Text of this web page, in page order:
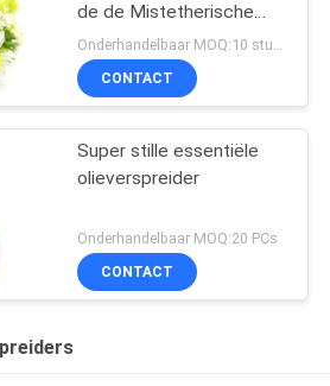
de de Mistetherische
olie van het Olieblack
metal Sterke
Onderhandelbaar MOQ:10 stukken
CONTACT
Super stille essentiële
olieverspreider
Onderhandelbaar MOQ:20 PCs
CONTACT